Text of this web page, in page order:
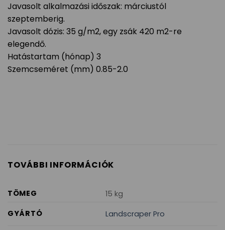
Javasolt alkalmazási időszak: márciustól
szeptemberig.
Javasolt dózis: 35 g/m2, egy zsák 420 m2-re
elegendő.
Hatástartam (hónap) 3
Szemcseméret (mm) 0.85-2.0
TOVÁBBI INFORMÁCIÓK
TÖMEG
15 kg
GYÁRTÓ
Landscraper Pro